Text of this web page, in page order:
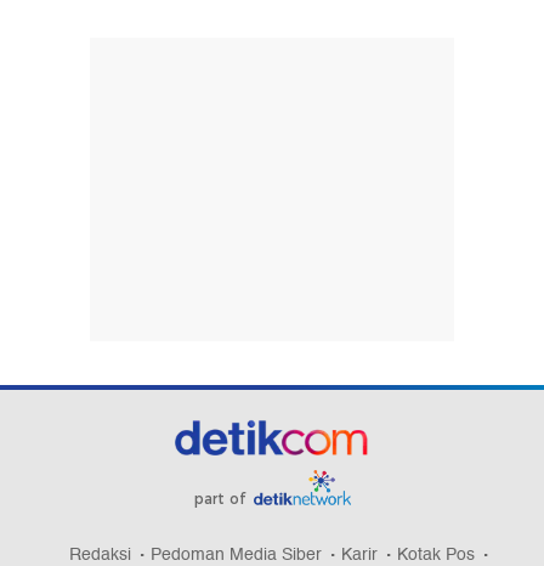
part of
Redaksi Pedoman Media Siber Karir Kotak Pos